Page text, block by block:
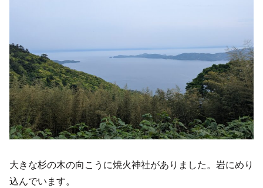
大きな杉の木の向こうに焼火神社がありました。岩にめり
込んでいます。